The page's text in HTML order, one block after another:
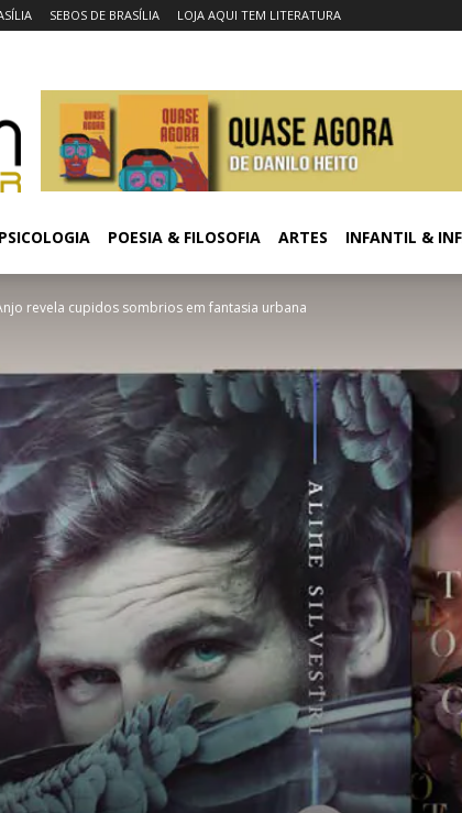
SEBOS DE BRASÍLIA LOJA AQUI TEM LITERATURA
POESIA & FILOSOFIA ARTES INFANTIL &
revela cupidos sombrios em fantasia urbana